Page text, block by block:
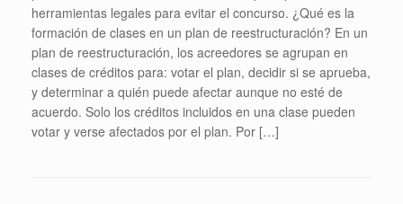
herramientas legales para evitar el concurso. ¿Qué es la
formación de clases en un plan de reestructuración? En un
plan de reestructuración, los acreedores se agrupan en
clases de créditos para: votar el plan, decidir si se aprueba,
y determinar a quién puede afectar aunque no esté de
acuerdo. Solo los créditos incluidos en una clase pueden
votar y verse afectados por el plan. Por […]